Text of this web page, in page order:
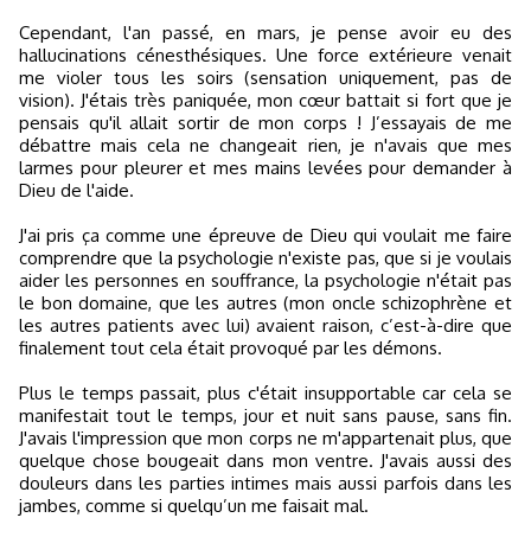
Cependant, l'an passé, en mars, je pense avoir eu des
hallucinations cénesthésiques. Une force extérieure venait
me violer tous les soirs (sensation uniquement, pas de
vision). J'étais très paniquée, mon cœur battait si fort que je
pensais qu'il allait sortir de mon corps ! J’essayais de me
débattre mais cela ne changeait rien, je n'avais que mes
larmes pour pleurer et mes mains levées pour demander à
Dieu de l'aide.
J'ai pris ça comme une épreuve de Dieu qui voulait me faire
comprendre que la psychologie n'existe pas, que si je voulais
aider les personnes en souffrance, la psychologie n'était pas
le bon domaine, que les autres (mon oncle schizophrène et
les autres patients avec lui) avaient raison, c’est-à-dire que
finalement tout cela était provoqué par les démons.
Plus le temps passait, plus c'était insupportable car cela se
manifestait tout le temps, jour et nuit sans pause, sans fin.
J'avais l'impression que mon corps ne m'appartenait plus, que
quelque chose bougeait dans mon ventre. J'avais aussi des
douleurs dans les parties intimes mais aussi parfois dans les
jambes, comme si quelqu’un me faisait mal.